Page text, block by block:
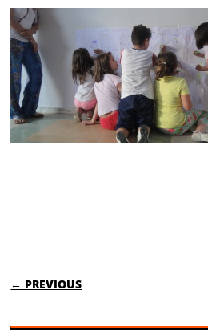
POST NAVIGATION
← PREVIOUS